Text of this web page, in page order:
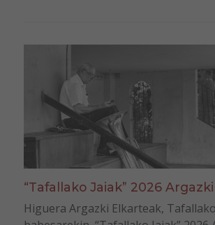
“Tafallako Jaiak” 2026
Higuera Argazki Elkarteak,